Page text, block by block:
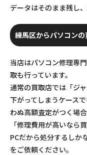
データはそのまま残し
練馬区からパソコン
当店はパソコン修理専
取も行っています。
通常の買取店では「ジ
下がってしまうケース
わぬ高額査定がつく場合
「修理費用が高いなら
PCだから処分するしか
をご依頼ください。